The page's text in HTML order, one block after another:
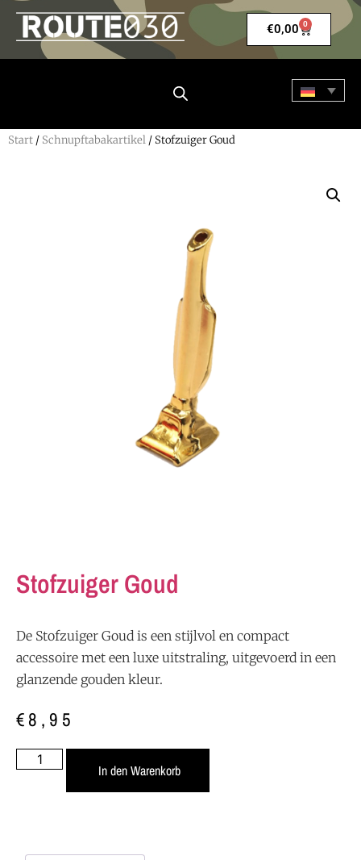
€0,00 0
Start / Schnupftabakartikel / Stofzuiger Goud
Stofzuiger Goud
De Stofzuiger Goud is een stijlvol en compact
accessoire met een luxe uitstraling, uitgevoerd in een
glanzende gouden kleur.
€8,95
In den Warenkorb